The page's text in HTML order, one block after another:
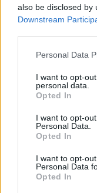
also be disclosed by
Downstream
Personal Data
I want to opt-
personal data.
Opted In
I want to opt-
Personal Data.
Opted In
I want to opt-
Personal Data
Opted In
…